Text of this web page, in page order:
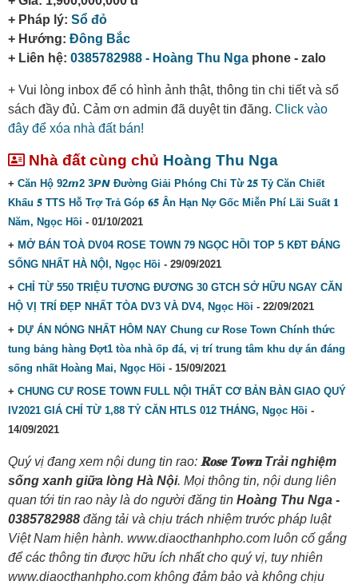
+ Pháp lý: Sổ đỏ
+ Hướng: Đông Bắc
+ Liên hệ: 0385782988 - Hoàng Thu Nga phone - zalo
+ Vui lòng inbox để có hình ảnh thật, thông tin chi tiết và sổ
sách đầy đủ. Cảm ơn admin đã duyệt tin đăng. Click vào
đây để xóa nhà đất bán!
Nhà đất cùng chủ Hoàng Thu Nga
+ Căn Hộ 92𝙢2 3𝙋𝙉 Đường Giải Phóng Chỉ Từ 𝟐𝟓 Tỷ Căn Chiết
Khấu 𝟓 TTS Hỗ Trợ Trả Góp 𝟔𝟓 Ân Hạn Nợ Gốc Miễn Phí Lãi Suất 𝟏
Năm, Ngọc Hồi - 01/10/2021
+ MỞ BÁN TOÀ DV04 ROSE TOWN 79 NGỌC HỒI TOP 5 KĐT ĐÁNG
SỐNG NHẤT HÀ NỘI, Ngọc Hồi - 29/09/2021
+ CHỈ TỪ 550 TRIỆU TƯƠNG ĐƯƠNG 30 GTCH SỞ HỮU NGAY CĂN
HỘ VỊ TRÍ ĐẸP NHẤT TÒA DV3 VÀ DV4, Ngọc Hồi - 22/09/2021
+ DỰ ÁN NÓNG NHẤT HÔM NAY Chung cư Rose Town Chính thức
tung bảng hàng Đợt1 tòa nhà ốp đá, vị trí trung tâm khu dự án đáng
sống nhất Hoàng Mai, Ngọc Hồi - 15/09/2021
+ CHUNG CƯ ROSE TOWN FULL NỘI THẤT CƠ BẢN BÀN GIAO QUÝ
IV2021 GIÁ CHỈ TỪ 1,88 TỶ CĂN HTLS 012 THÁNG, Ngọc Hồi -
14/09/2021
Quý vị đang xem nội dung tin rao: 𝐑𝐨𝐬𝐞 𝐓𝐨𝐰𝐧 Trải nghiệm
sống xanh giữa lòng Hà Nội. Mọi thông tin, nội dung liên
quan tới tin rao này là do người đăng tin Hoàng Thu Nga -
0385782988 đăng tải và chịu trách nhiệm trước pháp luật
Việt Nam hiện hành. www.diaocthanhpho.com luôn cố gắng
để các thông tin được hữu ích nhất cho quý vị, tuy nhiên
www.diaocthanhpho.com không đảm bảo và không chịu